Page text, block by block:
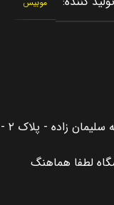
اصلی
تهران - خیابان ملت - کوچه قدیم نوایی- کوچه سلیمان زاده - پلاک ۲ -
لطفا هماهنگ